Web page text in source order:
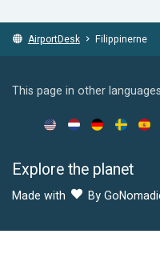
AirportDesk Filippinerne
This page in other languages
Explore the planet
Made with By